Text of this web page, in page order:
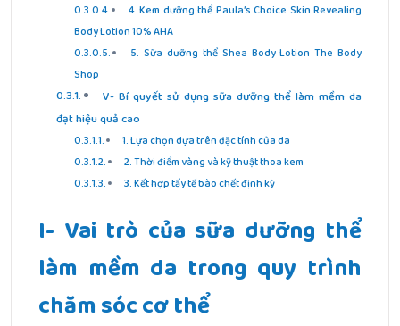
4. Kem dưỡng thể Paula’s Choice Skin Revealing
Body Lotion 10% AHA
5. Sữa dưỡng thể Shea Body Lotion The Body
Shop
V- Bí quyết sử dụng sữa dưỡng thể làm mềm da
đạt hiệu quả cao
1. Lựa chọn dựa trên đặc tính của da
2. Thời điểm vàng và kỹ thuật thoa kem
3. Kết hợp tẩy tế bào chết định kỳ
I- Vai trò của sữa dưỡng thể
làm mềm da trong quy trình
chăm sóc cơ thể